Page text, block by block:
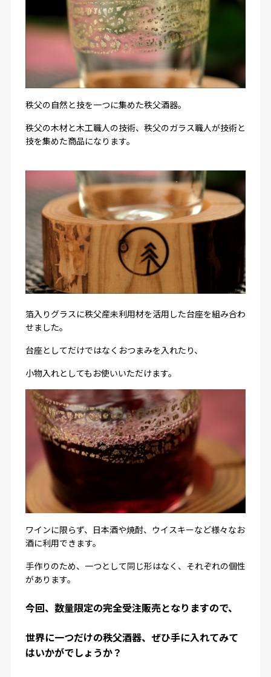
秩父の自然と技を一つに集めた秩父酒器。
秩父の木材と木工職人の技術、秩父のガラス職人が技術と
技を集めた商品になります。
箔入りグラスに秩父産未利用材を活用した台座を組み合わ
せました。
台座としてだけではなくおつまみを入れたり、
小物入れとしてもお使いいただけます。
ワインに限らず、日本酒や焼酎、ウイスキーなど様々なお
酒に利用できます。
手作りのため、一つとして同じ形はなく、それぞれの個性
があります。
今回、数量限定の完全受注販売となりますので、
世界に一つだけの秩父酒器、ぜひ手に入れてみて
はいかがでしょうか？